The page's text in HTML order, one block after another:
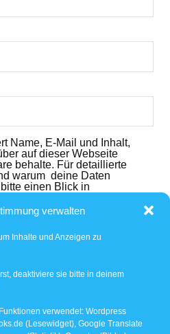
verwalten
Inhalte und Anzeigen zu
deaktiviere sie bitte in deinem
verwendet: Wordpress
(Lesewidget), Google Translate
Name, E-Mail und Inhalt,
auf dieser Webseite
behalte. Für detaillierte
warum deine Daten
einen Blick in
Kenntnis und akzeptierst
gelesen und